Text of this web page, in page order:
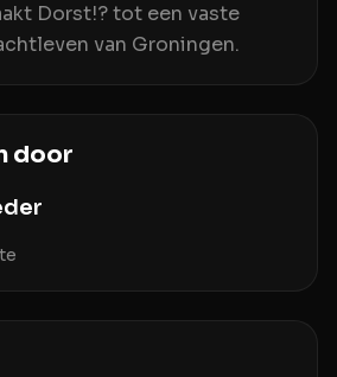
Dorst!? tot een vaste
van Groningen.
door